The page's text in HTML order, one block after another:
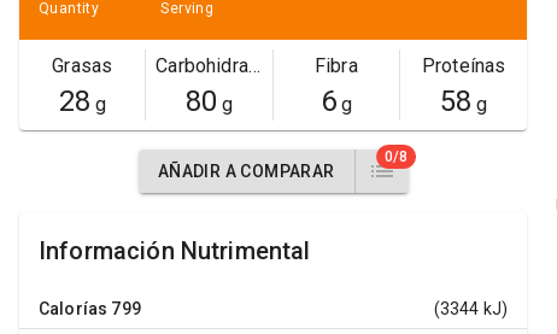
Quantity Serving
Grasas
28 g
Carbohidratos
80 g
Fibra
6g
Proteínas
58 g
AÑADIR A COMPARAR
0/8
Información Nutrimental
Calorías 799 (3344 kJ)